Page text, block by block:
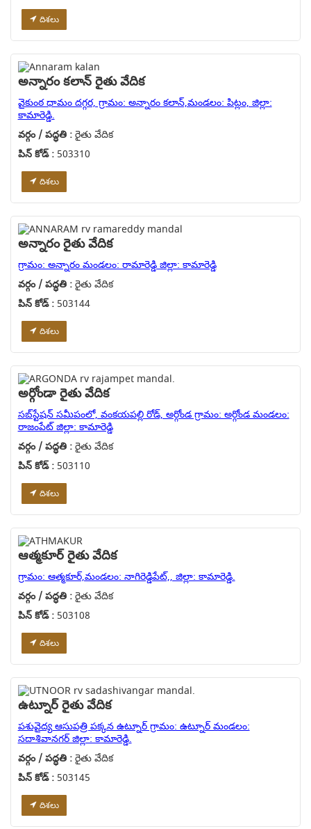
దిశలు
అన్నారం కలాన్ రైతు వేదిక
వైకుంఠ ధామం దగ్గర, గ్రామం: అన్నారం కలాన్,మండలం: పిట్లం, జిల్లా:
కామారెడ్డి.
వర్గం / పద్ధతి :రైతు వేదిక
పిన్ కోడ్ :503310
దిశలు
అన్నారం రైతు వేదిక
గ్రామం: అన్నారం మండలం: రామారెడ్డి జిల్లా: కామారెడ్డి
వర్గం / పద్ధతి :రైతు వేదిక
పిన్ కోడ్ :503144
దిశలు
అర్గోండా రైతు వేదిక
సబ్‌స్టేషన్ సమీపంలో, వంకయపల్లి రోడ్, అర్గోండ గ్రామం: అర్గోండ మండలం:
రాజంపేట్ జిల్లా: కామారెడ్డి
వర్గం / పద్ధతి :రైతు వేదిక
పిన్ కోడ్ :503110
దిశలు
ఆత్మకూర్ రైతు వేదిక
గ్రామం: ఆత్మకూర్,మండలం: నాగిరెడ్డిపేట్,, జిల్లా: కామారెడ్డి.
వర్గం / పద్ధతి :రైతు వేదిక
పిన్ కోడ్ :503108
దిశలు
ఉట్నూర్ రైతు వేదిక
పశువైద్య ఆసుపత్రి పక్కన ఉట్నూర్ గ్రామం: ఉట్నూర్ మండలం:
సదాశివానగర్ జిల్లా: కామారెడ్డి.
వర్గం / పద్ధతి :రైతు వేదిక
పిన్ కోడ్ :503145
దిశలు